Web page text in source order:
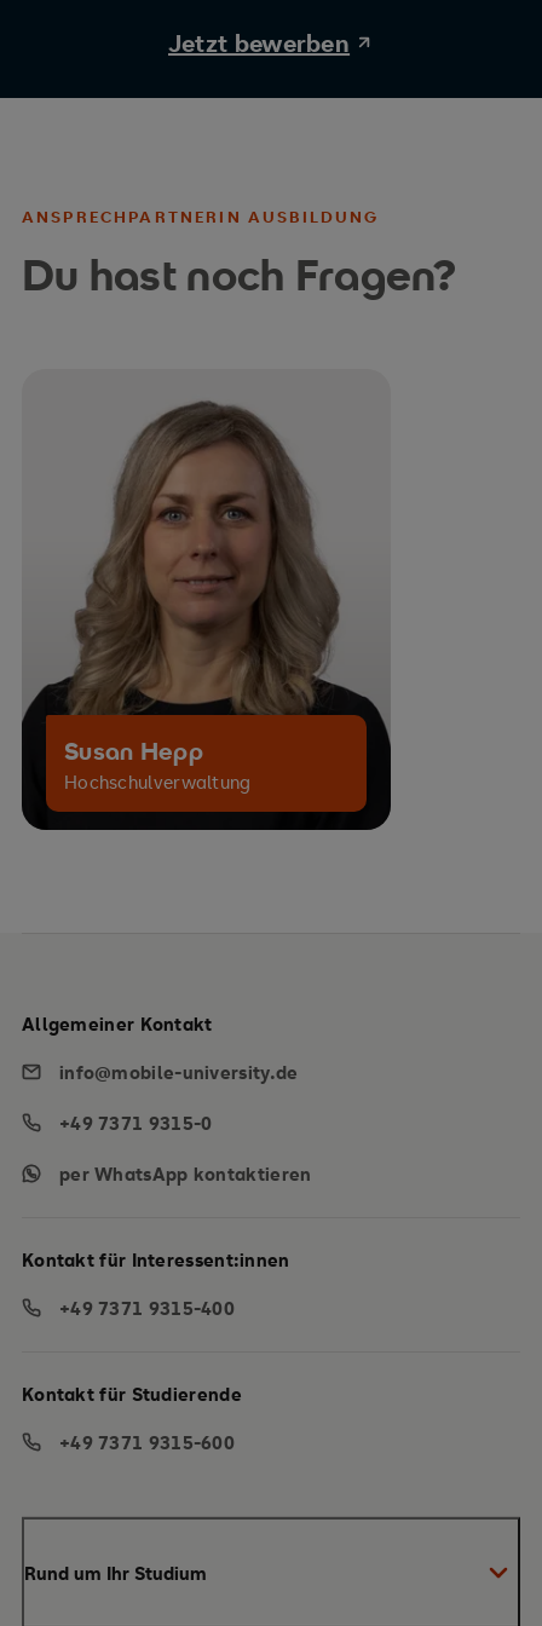
wichtigen Schritt und freuen uns
Jetzt bewerben
ANSPRECHPARTNERIN AUSBILDUNG
Du hast noch Fragen?
Susan Hepp
Hochschulverwaltung
Rund um Ihr Studium
Allgemeiner Kontakt
info@mobile-university.de
+49 7371 9315-0
per WhatsApp kontaktieren
Kontakt für Interessent:innen
+49 7371 9315-400
Kontakt für Studierende
+49 7371 9315-600